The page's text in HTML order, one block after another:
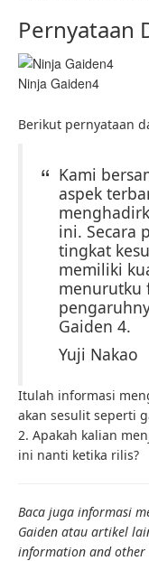
Pernyataan
Ninja Gaiden4
Berikut pernyataan
Kami
aspek
ini. Secara
tingkat
memiliki
menurutku
Gaiden 4.
Yuji Nakao
Itulah informasi
akan sesulit seperti
2. Apakah kalian
ini nanti ketika rilis?
Baca juga informasi
Gaiden atau artikel
information and other